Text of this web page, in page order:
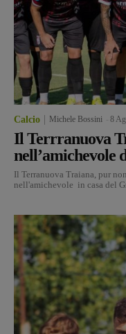
Calcio Michele Bossini 8
Il Terrranuova
nell’amichevole
Il Terranuova Traiana, pur
nell'amichevole in casa del